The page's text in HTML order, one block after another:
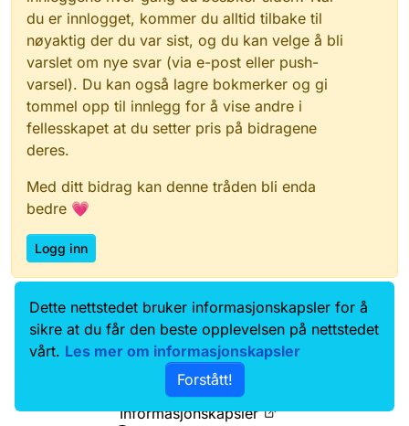
du er innlogget, kommer du alltid tilbake til
nøyaktig der du var sist, og du kan velge å bli
varslet om nye svar (via e-post eller push-
varsel). Du kan også lagre bokmerker og gi
tommel opp til innlegg for å vise andre i
fellesskapet at du setter pris på bidragene
deres.
Med ditt bidrag kan denne tråden bli enda
bedre 💗
Logg inn
Data.norge.no
Kontakt oss
Samtykke og brukervilkår
Tilgjengelighetserklæring
Personvernerklæring
Informasjonskapsler
Dette nettstedet bruker informasjonskapsler for å
sikre at du får den beste opplevelsen på nettstedet
vårt. Les mer om informasjonskapsler
Forstått!